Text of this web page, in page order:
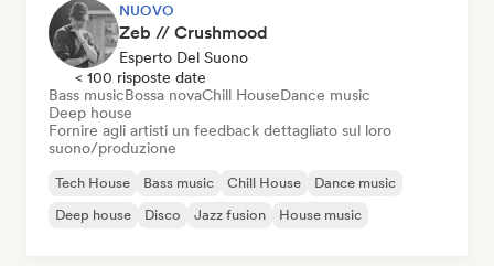
NUOVO
Zeb // Crushmood
Esperto Del Suono
< 100 risposte date
Bass musicBossa novaChill HouseDance music
Deep house
Fornire agli artisti un feedback dettagliato sul loro
suono/produzione
Tech House Bass music Chill House
Dance music
Deep house
Disco Jazz fusion House music